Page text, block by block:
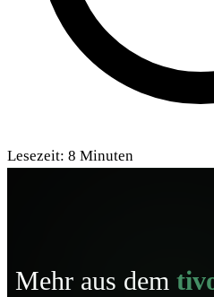
Lesezeit: 8 Minuten
Mehr aus dem